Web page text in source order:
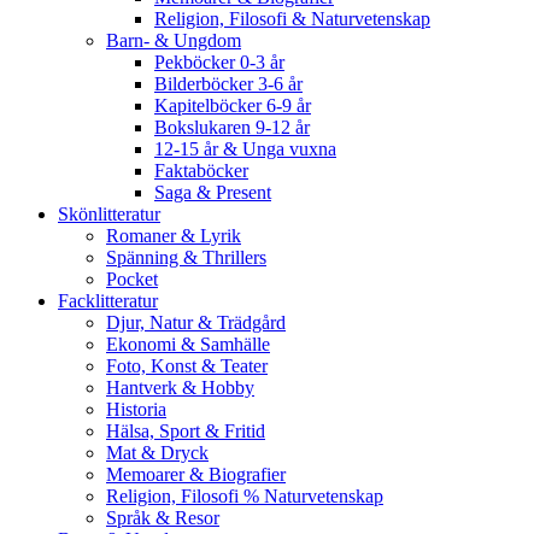
Religion, Filosofi & Naturvetenskap
Barn- & Ungdom
Pekböcker 0-3 år
Bilderböcker 3-6 år
Kapitelböcker 6-9 år
Bokslukaren 9-12 år
12-15 år & Unga vuxna
Faktaböcker
Saga & Present
Skönlitteratur
Romaner & Lyrik
Spänning & Thrillers
Pocket
Facklitteratur
Djur, Natur & Trädgård
Ekonomi & Samhälle
Foto, Konst & Teater
Hantverk & Hobby
Historia
Hälsa, Sport & Fritid
Mat & Dryck
Memoarer & Biografier
Religion, Filosofi % Naturvetenskap
Språk & Resor